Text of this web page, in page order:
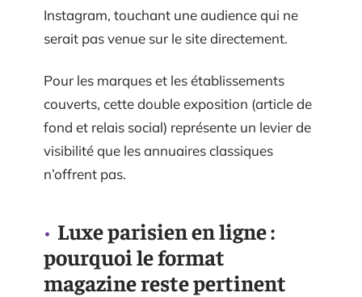
Instagram, touchant une audience qui ne
serait pas venue sur le site directement.
Pour les marques et les établissements
couverts, cette double exposition (article de
fond et relais social) représente un levier de
visibilité que les annuaires classiques
n’offrent pas.
Luxe parisien en ligne :
pourquoi le format
magazine reste pertinent